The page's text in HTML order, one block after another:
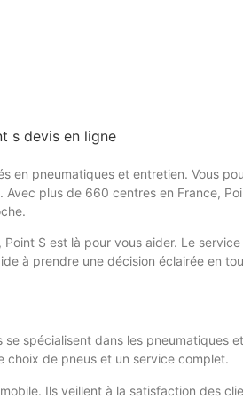
en pneumatiques et entretien. Vous
plus de 660 centres en France,
S est là pour vous aider. Le
à prendre une décision éclairée en
spécialisent dans les pneumatiques
choix de pneus et un service complet.
Ils veillent à la satisfaction des